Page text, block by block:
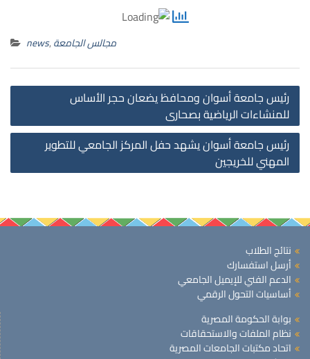
news,مجالس الجامعة
رئيس جامعة أسوان ومحافظ يضعان حجر الأساس
للمنشاءات الرياضية بصحارى
رئيس جامعة أسوان يشهد حفل المركز الجامعي للتطوير
المهني للخريجين
نتائج الطلاب
أرسل استفسارك
الدعم الفني للإيميل الجامعي
أساسيات التحول الرقمي
بوابة الحكومة المصرية
نظام الملفات والاستحقاقات
اتحاد مكتبات الجامعات المصرية